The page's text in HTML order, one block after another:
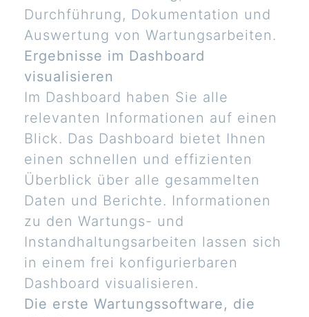
Durchführung, Dokumentation und
Auswertung von Wartungsarbeiten.
Ergebnisse im Dashboard
visualisieren
Im Dashboard haben Sie alle
relevanten Informationen auf einen
Blick. Das Dashboard bietet Ihnen
einen schnellen und effizienten
Überblick über alle gesammelten
Daten und Berichte. Informationen
zu den Wartungs- und
Instandhaltungsarbeiten lassen sich
in einem frei konfigurierbaren
Dashboard visualisieren.
Die erste Wartungssoftware, die